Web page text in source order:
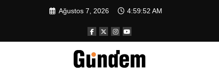
Ağustos 7, 2026 4:59:53 AM